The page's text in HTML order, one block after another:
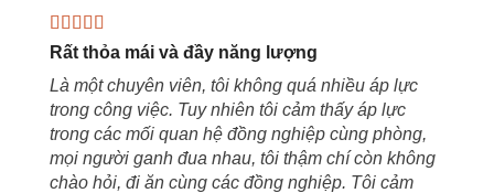
Rất thỏa mái và đầy năng lượng
Là một chuyên viên, tôi không quá nhiều áp lực
trong công việc. Tuy nhiên tôi cảm thấy áp lực
trong các mối quan hệ đồng nghiệp cùng phòng,
mọi người ganh đua nhau, tôi thậm chí còn không
chào hỏi, đi ăn cùng các đồng nghiệp. Tôi cảm